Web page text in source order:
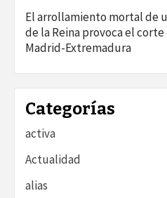
El arrollamiento mortal de
de la Reina provoca el
Madrid-Extremadura
Categorías
activa
Actualidad
alias